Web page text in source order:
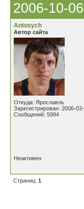
2006-10-
Antosych
Автор сайта
Откуда: Ярославль
Зарегистрирован: 2006-
Сообщений: 5994
Неактивен
Страниц: 1